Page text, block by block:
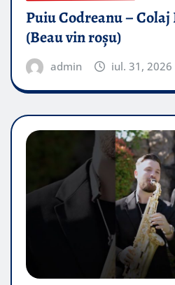
Puiu Codreanu – Colaj
(Beau vin roșu)
admin iul. 31, 2026